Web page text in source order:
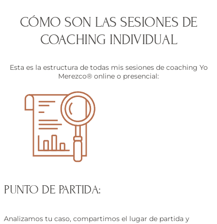
CÓMO SON LAS SESIONES DE
COACHING INDIVIDUAL
Esta es la estructura de todas mis sesiones de coaching Yo
Merezco® online o presencial:
PUNTO DE PARTIDA:
Analizamos tu caso, compartimos el lugar de partida y